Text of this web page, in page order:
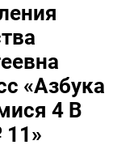
«Азбука
4 В